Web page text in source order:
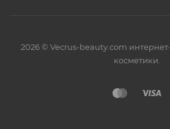
2026 © Vecrus-beauty.com
косметики.